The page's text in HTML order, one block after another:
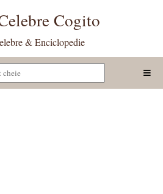
Cogito
& Enciclopedie